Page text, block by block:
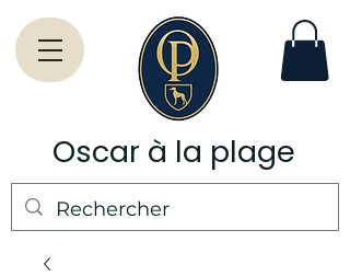
Oscar à la plage